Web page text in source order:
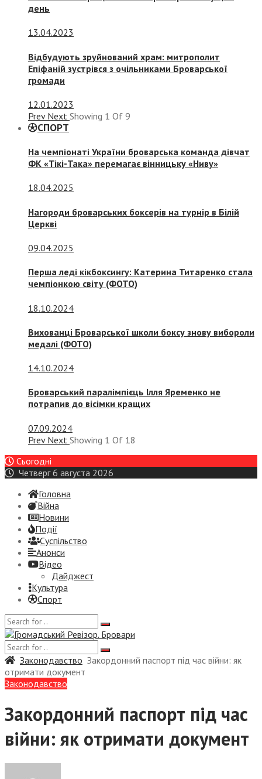
день
13.04.2023
Відбудують зруйнований храм: митрополит
Епіфаній зустрівся з очільниками Броварської
громади
12.01.2023
Prev Next Showing 1 Of 9
СПОРТ
На чемпіонаті України броварська команда дівчат
ФК «Тікі-Така» перемагає вінницьку «Ниву»
18.04.2025
Нагороди броварських боксерів на турнір в Білій
Церкві
09.04.2025
Перша леді кікбоксингу: Катерина Титаренко стала
чемпіонкою світу (ФОТО)
18.10.2024
Вихованці Броварської школи боксу знову вибороли
медалі (ФОТО)
14.10.2024
Броварський паралімпієць Ілля Яременко не
потрапив до вісімки кращих
07.09.2024
Prev Next Showing 1 Of 18
Сьогодні
Четверг 6 августа 2026
Головна
Війна
Новини
Події
Суспiльство
Анонси
Відео
Дайджест
Культура
Спорт
Законодавство Закордонний паспорт під час війни: як
отримати документ
Законодавство
Закордонний паспорт під час
війни: як отримати документ